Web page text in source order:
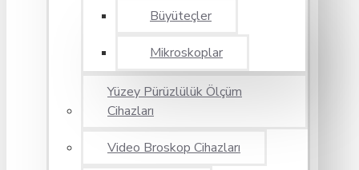
Büyüteçler
Mikroskoplar
Yüzey Pürüzlülük Ölçüm
Cihazları
Video Broskop Cihazları